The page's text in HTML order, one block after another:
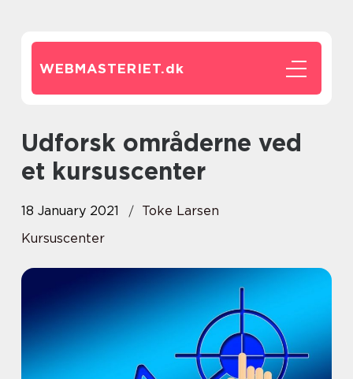
WEBMASTERIET.dk
Udforsk områderne ved
et kursuscenter
18 January 2021
Toke Larsen
Kursuscenter